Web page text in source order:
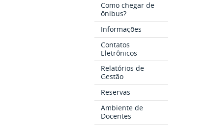
Como chegar de
ônibus?
Informações
Contatos
Eletrônicos
Relatórios de
Gestão
Reservas
Ambiente de
Docentes